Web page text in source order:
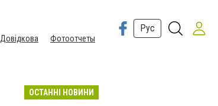
Довідкова Фотоотчеты
Рус
ОСТАННІ НОВИНИ